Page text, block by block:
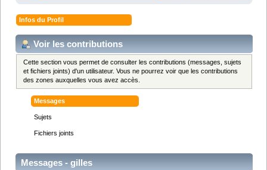
Infos du Profil
Voir les contributions
Cette section vous permet de consulter les contributions (messages, sujets
et fichiers joints) d'un utilisateur. Vous ne pourrez voir que les contributions
des zones auxquelles vous avez accès.
Messages
Sujets
Fichiers joints
Messages - gilles